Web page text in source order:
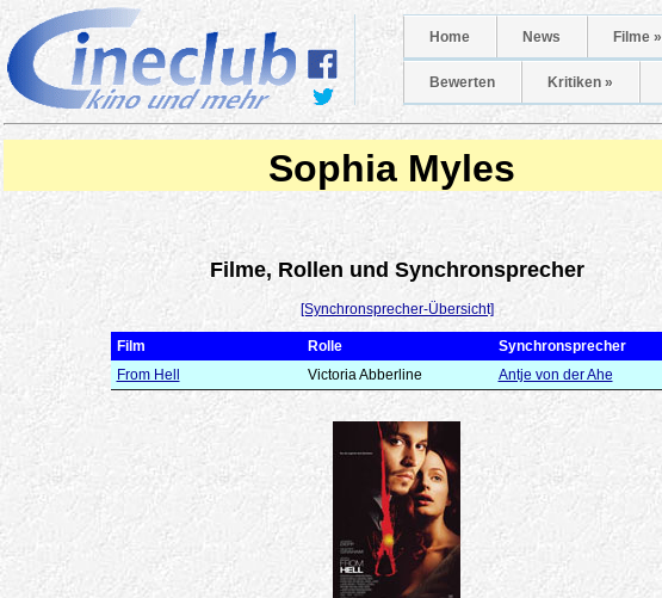
Home News Filme »
Bewerten Kritiken »
Sophia Myles
Filme, Rollen und Synchronsprecher
[Synchronsprecher-Übersicht]
Film Rolle
Synchronsprecher
From Hell
Victoria Abberline Antje von der Ahe